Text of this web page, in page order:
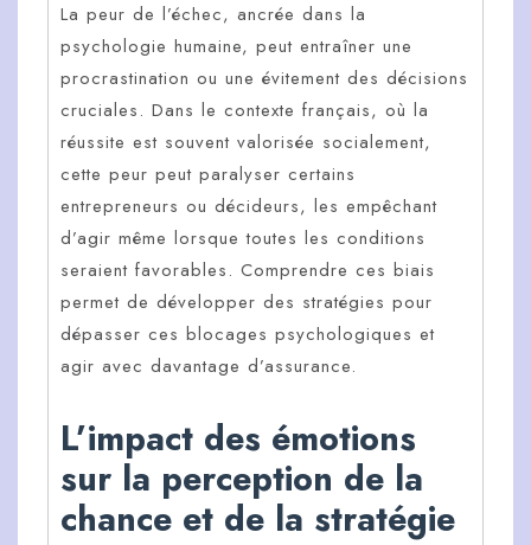
La peur de l’échec, ancrée dans la
psychologie humaine, peut entraîner une
procrastination ou une évitement des décisions
cruciales. Dans le contexte français, où la
réussite est souvent valorisée socialement,
cette peur peut paralyser certains
entrepreneurs ou décideurs, les empêchant
d’agir même lorsque toutes les conditions
seraient favorables. Comprendre ces biais
permet de développer des stratégies pour
dépasser ces blocages psychologiques et
agir avec davantage d’assurance.
L’impact des émotions
sur la perception de la
chance et de la stratégie